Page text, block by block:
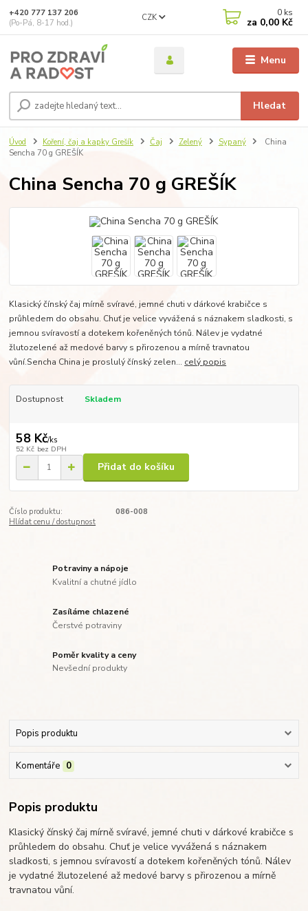
Menu
CZK
Hledat
+420 777 137 206
(Po-Pá, 8-17 hod.)
0 ks
za 0,00 Kč
Úvod Koření, čaj a kapky Grešík Čaj Zelený Sypaný
China
Sencha 70 g GREŠÍK
China Sencha 70 g GREŠÍK
Klasický čínský čaj mírně svíravé, jemné chuti v dárkové krabičce s
průhledem do obsahu. Chuť je velice vyvážená s náznakem sladkosti, s
jemnou svíravostí a dotekem kořeněných tónů. Nálev je vydatné
žlutozelené až medové barvy s přirozenou a mírně travnatou
vůní.Sencha China je proslulý čínský zelen... celý popis
Dostupnost Skladem
58 Kč/ks
52 Kč bez DPH
Přidat do košíku
Číslo produktu:
086-008
Hlídat cenu / dostupnost
Potraviny a nápoje
Kvalitní a chutné jídlo
Zasíláme chlazené
Čerstvé potraviny
Poměr kvality a ceny
Nevšední produkty
Popis produktu
Komentáře 0
Popis produktu
Klasický čínský čaj mírně svíravé, jemné chuti v dárkové krabičce s
průhledem do obsahu. Chuť je velice vyvážená s náznakem
sladkosti, s jemnou svíravostí a dotekem kořeněných tónů. Nálev
je vydatné žlutozelené až medové barvy s přirozenou a mírně
travnatou vůní.